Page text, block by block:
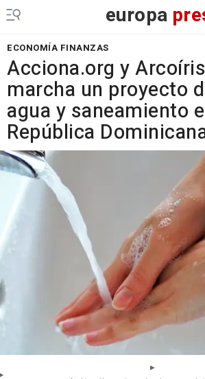
europa
ECONOMÍA FINANZAS
Acciona.org y
marcha un proyecto
agua y saneamiento
República